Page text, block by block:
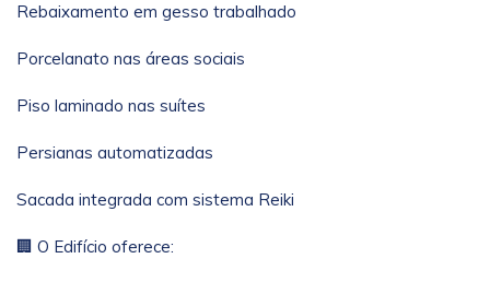
Rebaixamento em gesso trabalhado
Porcelanato nas áreas sociais
Piso laminado nas suítes
Persianas automatizadas
Sacada integrada com sistema Reiki
🏢 O Edifício oferece: